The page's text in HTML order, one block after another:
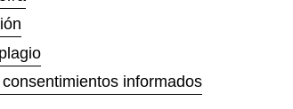
informados